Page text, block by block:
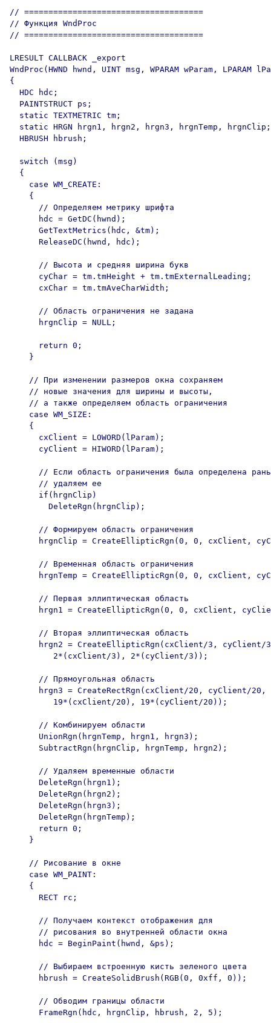
// =====================================
// Функция WndProc
// =====================================
LRESULT CALLBACK _export
WndProc(HWND hwnd, UINT msg, WPARAM wParam, LPARAM
{
  HDC hdc;
  PAINTSTRUCT ps;
  static TEXTMETRIC tm;
  static HRGN hrgn1, hrgn2, hrgn3, hrgnTemp, hrgnClip;
  HBRUSH hbrush;
  switch (msg)
  {
    case WM_CREATE:
    {
      // Определяем метрику шрифта
      hdc = GetDC(hwnd);
      GetTextMetrics(hdc, &tm);
      ReleaseDC(hwnd, hdc);
      // Высота и средняя ширина букв
      cyChar = tm.tmHeight + tm.tmExternalLeading;
      cxChar = tm.tmAveCharWidth;
      // Область ограничения не задана
      hrgnClip = NULL;
      return 0;
    }
    // При изменении размеров окна сохраняем
    // новые значения для ширины и высоты,
    // а также определяем область ограничения
    case WM_SIZE:
    {
      cxClient = LOWORD(lParam);
      cyClient = HIWORD(lParam);
// Если область ограничения была определена
      // удаляем ее
      if(hrgnClip)
        DeleteRgn(hrgnClip);
      // Формируем область ограничения
hrgnClip = CreateEllipticRgn(0, 0, cxClient,
      // Временная область ограничения
hrgnTemp = CreateEllipticRgn(0, 0, cxClient,
      // Первая эллиптическая область
hrgn1 = CreateEllipticRgn(0, 0, cxClient,
      // Вторая эллиптическая область
hrgn2 = CreateEllipticRgn(cxClient/3, cyClient/
         2*(cxClient/3), 2*(cyClient/3));
      // Прямоугольная область
      hrgn3 = CreateRectRgn(cxClient/20, cyClient/20,
         19*(cxClient/20), 19*(cyClient/20));
      // Комбинируем области
      UnionRgn(hrgnTemp, hrgn1, hrgn3);
      SubtractRgn(hrgnClip, hrgnTemp, hrgn2);
      // Удаляем временные области
      DeleteRgn(hrgn1);
      DeleteRgn(hrgn2);
      DeleteRgn(hrgn3);
      DeleteRgn(hrgnTemp);
      return 0;
    }
    // Рисование в окне
    case WM_PAINT:
    {
      RECT rc;
      // Получаем контекст отображения для
      // рисования во внутренней области окна
      hdc = BeginPaint(hwnd, &ps);
      // Выбираем встроенную кисть зеленого цвета
      hbrush = CreateSolidBrush(RGB(0, 0xff, 0));
      // Обводим границы области
      FrameRgn(hdc, hrgnClip, hbrush, 2, 5);